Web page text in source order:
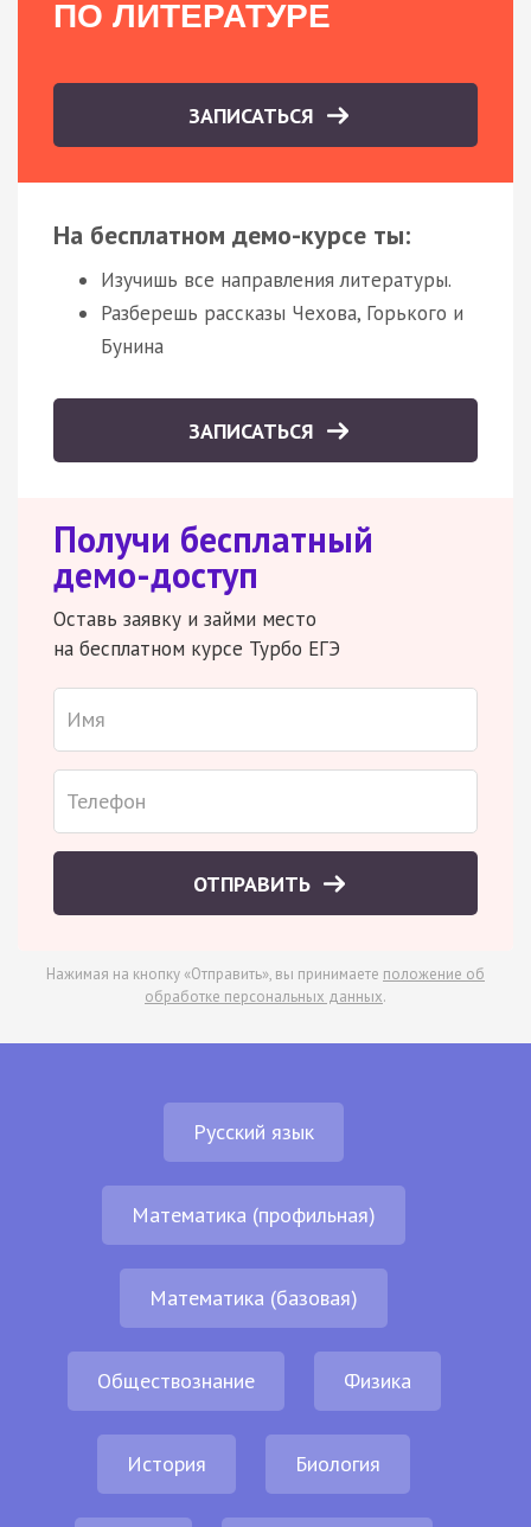
ПО ЛИТЕРАТУРЕ
ЗАПИСАТЬСЯ
На бесплатном демо-курсе ты:
Изучишь все направления литературы.
Разберешь рассказы Чехова, Горького и
Бунина
ЗАПИСАТЬСЯ
Получи бесплатный
демо-доступ
Оставь заявку и займи место
на бесплатном курсе Турбо ЕГЭ
ОТПРАВИТЬ
Нажимая на кнопку «Отправить», вы принимаете положение об
обработке персональных данных.
Русский язык
Математика (профильная)
Математика (базовая)
Обществознание Физика
История Биология